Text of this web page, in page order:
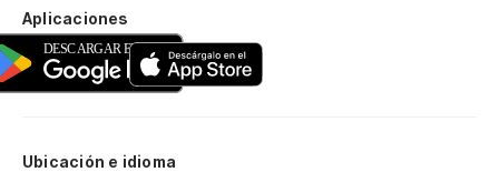
Aplicaciones
Ubicación e idioma